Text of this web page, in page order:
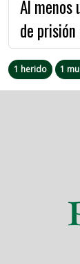
Al menos
de
1 herido 1